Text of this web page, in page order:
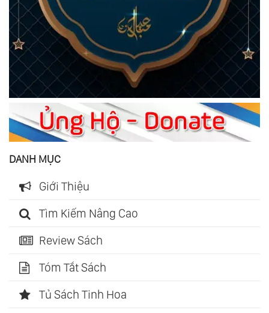
DANH MỤC
Giới Thiệu
Tìm Kiếm Nâng Cao
Review Sách
Tóm Tắt Sách
Tủ Sách Tinh Hoa